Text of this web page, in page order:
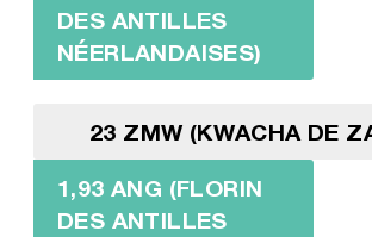
DES ANTILLES
NÉERLANDAISES)
23 ZMW (KWACHA DE
1,93 ANG (FLORIN
DES ANTILLES